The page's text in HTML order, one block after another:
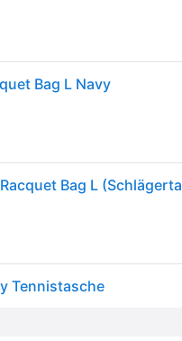
Bag L Navy
Tennistasche